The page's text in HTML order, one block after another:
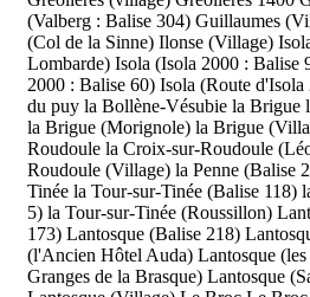
(Valberg : Balise 304) Guillaumes
(Col de la Sinne) Ilonse (Village)
Lombarde) Isola (Isola 2000 : Balise
2000 : Balise 60) Isola (Route
du puy la Bollène-Vésubie la Brigue
la Brigue (Morignole) la Brigue
Roudoule la Croix-sur-Roudoule
Roudoule (Village) la Penne (Balise
Tinée la Tour-sur-Tinée (Balise 118)
5) la Tour-sur-Tinée (Roussillon)
173) Lantosque (Balise 218)
(l'Ancien Hôtel Auda) Lantosque
Granges de la Brasque) Lantosque